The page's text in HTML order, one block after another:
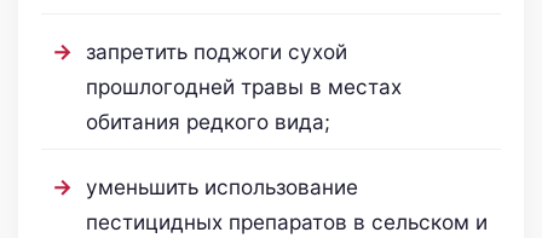
запретить поджоги сухой
прошлогодней травы в местах
обитания редкого вида;
уменьшить использование
пестицидных препаратов в сельском и